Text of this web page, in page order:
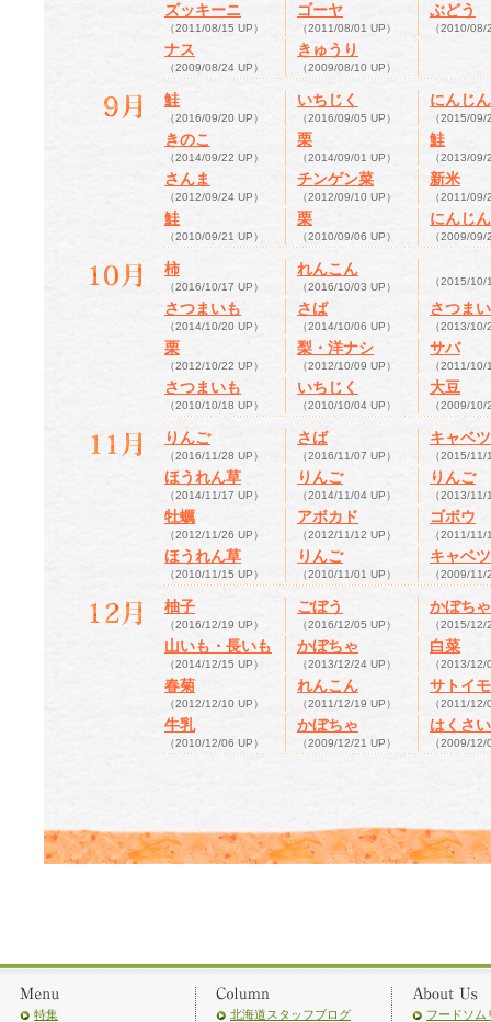
ズッキーニ
（2011/08/15 UP）
ゴーヤ
（2011/08/01 UP）
ぶどう
（2010/08/
ナス
（2009/08/24 UP）
きゅうり
（2009/08/10 UP）
鮭
（2016/09/20 UP）
いちじく
（2016/09/05 UP）
にんじん
（2015/09/
きのこ
（2014/09/22 UP）
栗
（2014/09/01 UP）
鮭
（2013/09/
さんま
（2012/09/24 UP）
チンゲン菜
（2012/09/10 UP）
新米
（2011/09/
鮭
（2010/09/21 UP）
栗
（2010/09/06 UP）
にんじん
（2009/09/
柿
（2016/10/17 UP）
れんこん
（2016/10/03 UP） （2015/10/
さつまいも
（2014/10/20 UP）
さば
（2014/10/06 UP）
さつま
（2013/10/
栗
（2012/10/22 UP）
梨・洋ナシ
（2012/10/09 UP）
サバ
（2011/10/
さつまいも
（2010/10/18 UP）
いちじく
（2010/10/04 UP）
大豆
（2009/10/
りんご
（2016/11/28 UP）
さば
（2016/11/07 UP）
キャベツ
（2015/11/
ほうれん草
（2014/11/17 UP）
りんご
（2014/11/04 UP）
りんご
（2013/11/
牡蠣
（2012/11/26 UP）
アボカド
（2012/11/12 UP）
ゴボウ
（2011/11/
ほうれん草
（2010/11/15 UP）
りんご
（2010/11/01 UP）
キャベツ
（2009/11/
柚子
（2016/12/19 UP）
ごぼう
（2016/12/05 UP）
かぼちゃ
（2015/12/
山いも・長いも
（2014/12/15 UP）
かぼちゃ
（2013/12/24 UP）
白菜
（2013/12/
春菊
（2012/12/10 UP）
れんこん
（2011/12/19 UP）
サトイモ
（2011/12/
牛乳
（2010/12/06 UP）
かぼちゃ
（2009/12/21 UP）
はくさい
（2009/12/
特集
北海道スタッフブログ
フードソム